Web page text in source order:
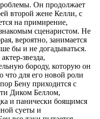
Он продолжает
второй жене Келли, с
на примирение,
сценаристом. Не
вероятно, занимается
бы и не догадываться.
звезда,
бороду, которую он
что для его новой роли
Бену приходится с
Диком Беллом,
и панически боящимся
суеты и